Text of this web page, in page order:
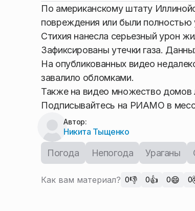
По американскому штату
повреждения или были
Стихия нанесла серьезный урон
Зафиксированы утечки газа.
На опубликованных видео
завалило обломками.
Также на видео множество домов
Подписывайтесь на РИАМО в
Автор:
Никита Тыщенко
Погода Непогода Ураганы
Как вам материал? 0👎 0👍 0😄 0